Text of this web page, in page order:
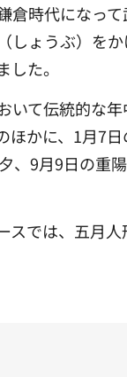
倉時代になっ
しょうぶ）を
た。
いて伝統的な
ほかに、1月7
、9月9日の重
スでは、五月